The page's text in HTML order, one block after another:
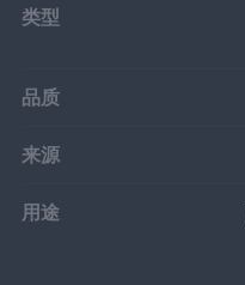
类型
品质
来源
用途